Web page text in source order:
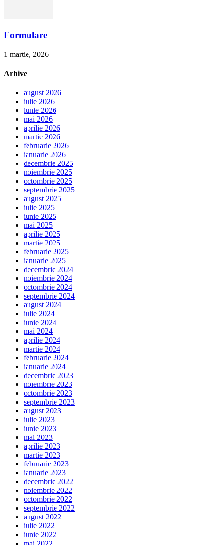
Formulare
1 martie, 2026
Arhive
august 2026
iulie 2026
iunie 2026
mai 2026
aprilie 2026
martie 2026
februarie 2026
ianuarie 2026
decembrie 2025
noiembrie 2025
octombrie 2025
septembrie 2025
august 2025
iulie 2025
iunie 2025
mai 2025
aprilie 2025
martie 2025
februarie 2025
ianuarie 2025
decembrie 2024
noiembrie 2024
octombrie 2024
septembrie 2024
august 2024
iulie 2024
iunie 2024
mai 2024
aprilie 2024
martie 2024
februarie 2024
ianuarie 2024
decembrie 2023
noiembrie 2023
octombrie 2023
septembrie 2023
august 2023
iulie 2023
iunie 2023
mai 2023
aprilie 2023
martie 2023
februarie 2023
ianuarie 2023
decembrie 2022
noiembrie 2022
octombrie 2022
septembrie 2022
august 2022
iulie 2022
iunie 2022